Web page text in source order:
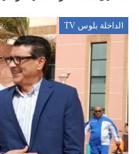
الداخلة بلوس TV